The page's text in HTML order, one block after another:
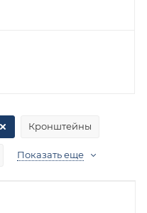
Кронштейны
Показать еще